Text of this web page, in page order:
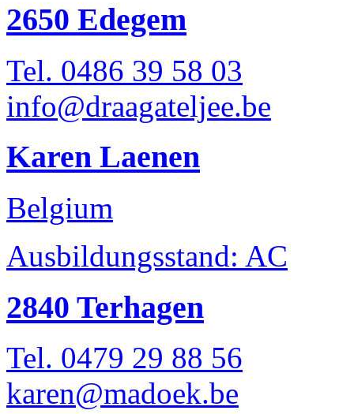
2650 Edegem
Tel. 0486 39 58 03
info@draagateljee.be
Karen Laenen
Belgium
Ausbildungsstand: AC
2840 Terhagen
Tel. 0479 29 88 56
karen@madoek.be